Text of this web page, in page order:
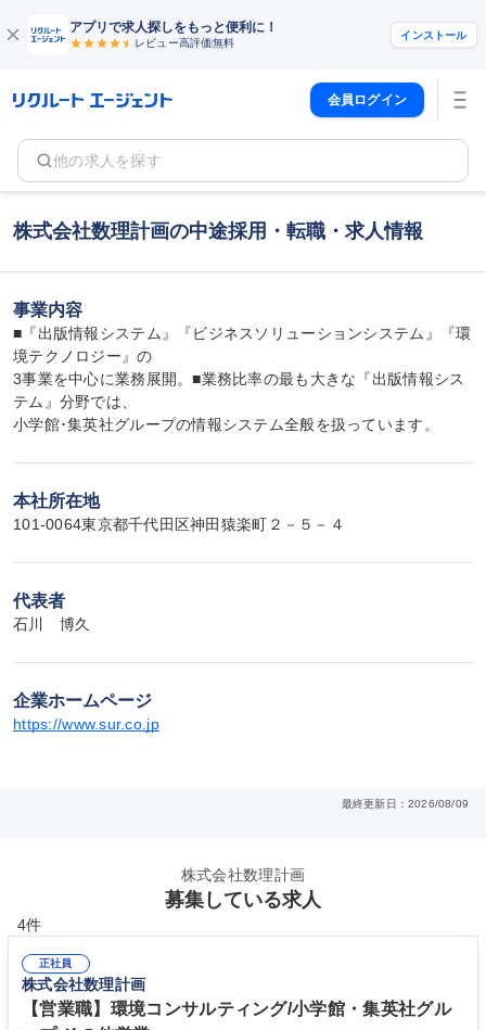
アプリで求人探しをもっと便利に！
レビュー高評価無料
インストール
会員ログイン
他の求人を探す
株式会社数理計画の中途採用・転職・求人情報
事業内容
■『出版情報システム』『ビジネスソリューションシステム』『環
境テクノロジー』の
3事業を中心に業務展開。■業務比率の最も大きな『出版情報シス
テム』分野では、
小学館･集英社グループの情報システム全般を扱っています。
本社所在地
101-0064東京都千代田区神田猿楽町２－５－４
代表者
石川　博久
企業ホームページ
https://www.sur.co.jp
最終更新日：2026/08/09
株式会社数理計画
募集している求人
4件
正社員
株式会社数理計画
【営業職】環境コンサルティング/小学館・集英社グル